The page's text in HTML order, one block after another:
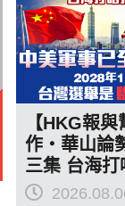
【HKG報
作‧華山論
三集 台海
已全面部署